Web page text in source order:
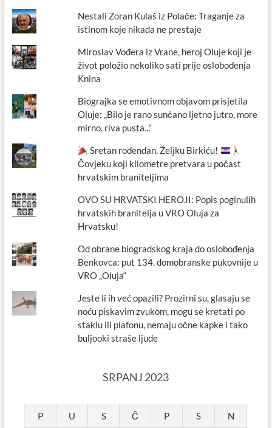
Nestali Zoran Kulaš iz Polače: Traganje za
istinom koje nikada ne prestaje
Miroslav Vođera iz Vrane, heroj Oluje koji je
život položio nekoliko sati prije oslobođenja
Knina
Biograjka se emotivnom objavom prisjetila
Oluje: „Bilo je rano sunčano ljetno jutro, more
mirno, riva pusta...“
Sretan rođendan, Željku Birkiću!
Čovjeku koji kilometre pretvara u počast
hrvatskim braniteljima
OVO SU HRVATSKI HEROJI: Popis poginulih
hrvatskih branitelja u VRO Oluja za
Hrvatsku!
Od obrane biogradskog kraja do oslobođenja
Benkovca: put 134. domobranske pukovnije u
VRO „Oluja“
Jeste li ih već opazili? Prozirni su, glasaju se
noću piskavim zvukom, mogu se kretati po
staklu ili plafonu, nemaju očne kapke i tako
buljooki straše ljude
SRPANJ 2023
P U S Č P S N